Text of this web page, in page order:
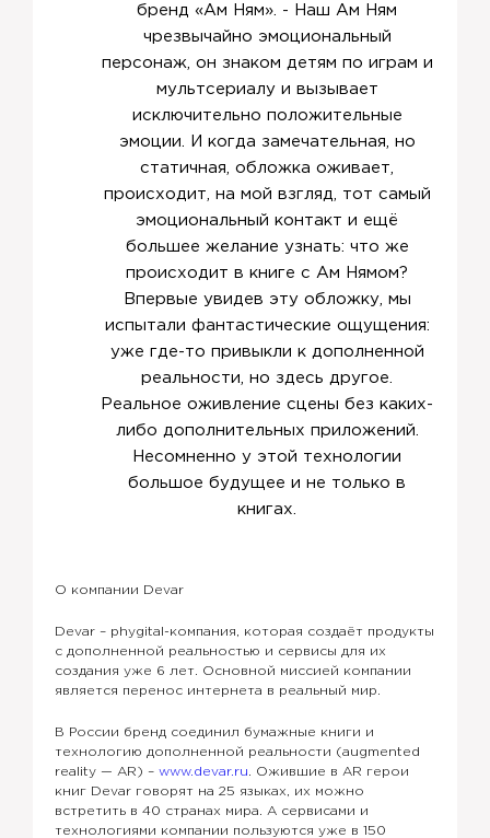
бренд «Ам Ням». - Наш Ам Ням
чрезвычайно эмоциональный
персонаж, он знаком детям по играм и
мультсериалу и вызывает
исключительно положительные
эмоции. И когда замечательная, но
статичная, обложка оживает,
происходит, на мой взгляд, тот самый
эмоциональный контакт и ещё
большее желание узнать: что же
происходит в книге с Ам Нямом?
Впервые увидев эту обложку, мы
испытали фантастические ощущения:
уже где-то привыкли к дополненной
реальности, но здесь другое.
Реальное оживление сцены без каких-
либо дополнительных приложений.
Несомненно у этой технологии
большое будущее и не только в
книгах.
О компании Devar
Devar – phygital-компания, которая создаёт продукты
с дополненной реальностью и сервисы для их
создания уже 6 лет. Основной миссией компании
является перенос интернета в реальный мир.
В России бренд соединил бумажные книги и
технологию дополненной реальности (augmented
reality — AR) – www.devar.ru . Ожившие в AR герои
книг Devar говорят на 25 языках, их можно
встретить в 40 странах мира. А сервисами и
технологиями компании пользуются уже в 150